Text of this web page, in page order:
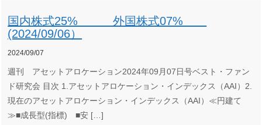
国内株式25% 外国株式07%
(2024/09/06）
2024/09/07
週刊 アセットアロケーション2024年09月07日号ベスト・ファン
ド研究会 目次 1.アセットアロケーション・インデックス（AAI）2.
現在のアセットアロケーション・インデックス（AAI）≪円建て
≫■成長型(指標) ■安 […]